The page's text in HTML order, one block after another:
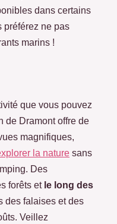
dans certains
préférez ne pas
marins !
que vous pouvez
de Dramont offre de
magnifiques,
la nature sans
Des
forêts et le long des
des falaises et des
Veillez